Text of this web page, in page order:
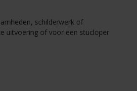
schilderwerk of
uitvoering of voor een stucloper